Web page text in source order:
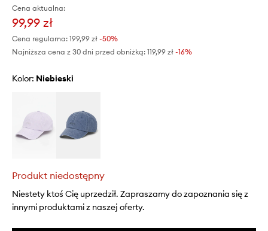
Cena aktualna:
99,99 zł
Cena regularna: 199,99 zł -50%
Najniższa cena z 30 dni przed obniżką: 119,99 zł -16%
Kolor: niebieski
Produkt niedostępny
Niestety ktoś Cię uprzedził. Zapraszamy do zapoznania się z
innymi produktami z naszej oferty.